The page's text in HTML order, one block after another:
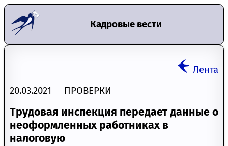
Кадровые вести
Лента
20.03.2021 ПРОВЕРКИ
Трудовая инспекция передает данные о
неоформленных работниках в
налоговую